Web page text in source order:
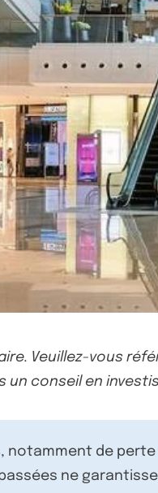
Veuillez-vous
un conseil en
, notamment de perte
ne